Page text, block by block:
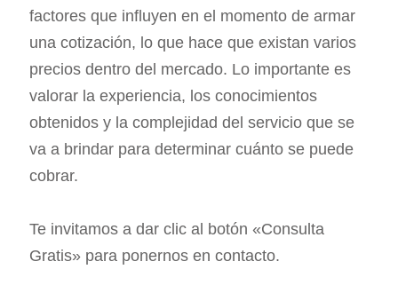
factores que influyen en el momento de armar
una cotización, lo que hace que existan varios
precios dentro del mercado. Lo importante es
valorar la experiencia, los conocimientos
obtenidos y la complejidad del servicio que se
va a brindar para determinar cuánto se puede
cobrar.
Te invitamos a dar clic al botón «Consulta
Gratis» para ponernos en contacto.